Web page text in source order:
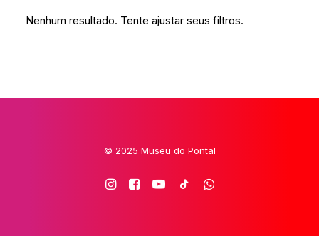
Nenhum resultado. Tente ajustar seus filtros.
© 2025 Museu do Pontal